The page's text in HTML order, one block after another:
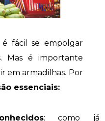
é fácil se empolgar
Mas é importante
em armadilhas. Por
essenciais:
: como já